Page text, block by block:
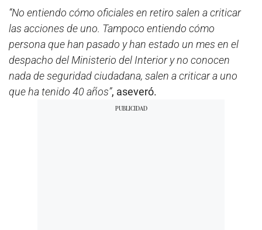
“No entiendo cómo oficiales en retiro salen a criticar
las acciones de uno. Tampoco entiendo cómo
persona que han pasado y han estado un mes en el
despacho del Ministerio del Interior y no conocen
nada de seguridad ciudadana, salen a criticar a uno
que ha tenido 40 años”, aseveró.